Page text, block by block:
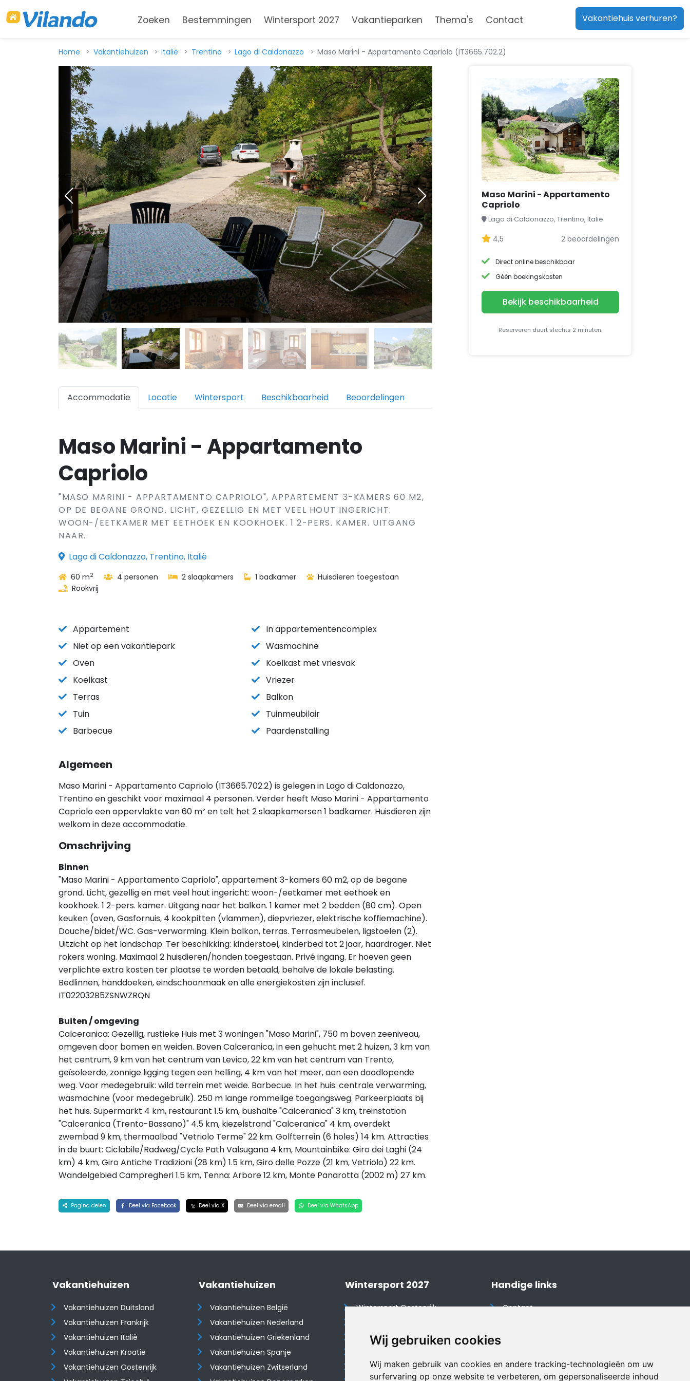
Wij gebruiken cookies
Wij maken gebruik van cookies en andere tracking-technologieën om uw
surfervaring op onze website te verbeteren, om gepersonaliseerde inhoud
Zoeken Bestemmingen Wintersport 2027 Vakantieparken Thema's Contact Vakantiehuis verhuren?
Home Vakantiehuizen Italië Trentino Lago di Caldonazzo Maso Marini - Appartamento Capriolo (IT3665.702.2)
Accommodatie Locatie Wintersport Beschikbaarheid Beoordelingen
Maso Marini - Appartamento
Capriolo
"MASO MARINI - APPARTAMENTO CAPRIOLO", APPARTEMENT 3-KAMERS 60 M2,
OP DE BEGANE GROND. LICHT, GEZELLIG EN MET VEEL HOUT INGERICHT:
WOON-/EETKAMER MET EETHOEK EN KOOKHOEK. 1 2-PERS. KAMER. UITGANG
NAAR..
Lago di Caldonazzo, Trentino, Italië
60 m2 4 personen 2 slaapkamers 1 badkamer
Huisdieren toegestaan
Rookvrij
Appartement
In appartementencomplex
Niet op een vakantiepark
Wasmachine
Oven
Koelkast met vriesvak
Koelkast
Vriezer
Terras
Balkon
Tuin
Tuinmeubilair
Barbecue
Paardenstalling
Algemeen
Maso Marini - Appartamento Capriolo (IT3665.702.2) is gelegen in Lago di Caldonazzo,
Trentino en geschikt voor maximaal 4 personen. Verder heeft Maso Marini - Appartamento
Capriolo een oppervlakte van 60 m² en telt het 2 slaapkamersen 1 badkamer. Huisdieren zijn
welkom in deze accommodatie.
Omschrijving
Binnen
"Maso Marini - Appartamento Capriolo", appartement 3-kamers 60 m2, op de begane
grond. Licht, gezellig en met veel hout ingericht: woon-/eetkamer met eethoek en
kookhoek. 1 2-pers. kamer. Uitgang naar het balkon. 1 kamer met 2 bedden (80 cm). Open
keuken (oven, Gasfornuis, 4 kookpitten (vlammen), diepvriezer, elektrische koffiemachine).
Douche/bidet/WC. Gas-verwarming. Klein balkon, terras. Terrasmeubelen, ligstoelen (2).
Uitzicht op het landschap. Ter beschikking: kinderstoel, kinderbed tot 2 jaar, haardroger. Niet
rokers woning. Maximaal 2 huisdieren/honden toegestaan. Privé ingang. Er hoeven geen
verplichte extra kosten ter plaatse te worden betaald, behalve de lokale belasting.
Bedlinnen, handdoeken, eindschoonmaak en alle energiekosten zijn inclusief.
IT022032B5ZSNWZRQN
Buiten / omgeving
Calceranica: Gezellig, rustieke Huis met 3 woningen "Maso Marini", 750 m boven zeeniveau,
omgeven door bomen en weiden. Boven Calceranica, in een gehucht met 2 huizen, 3 km van
het centrum, 9 km van het centrum van Levico, 22 km van het centrum van Trento,
geïsoleerde, zonnige ligging tegen een helling, 4 km van het meer, aan een doodlopende
weg. Voor medegebruik: wild terrein met weide. Barbecue. In het huis: centrale verwarming,
wasmachine (voor medegebruik). 250 m lange rommelige toegangsweg. Parkeerplaats bij
het huis. Supermarkt 4 km, restaurant 1.5 km, bushalte "Calceranica" 3 km, treinstation
"Calceranica (Trento-Bassano)" 4.5 km, kiezelstrand "Calceranica" 4 km, overdekt
zwembad 9 km, thermaalbad "Vetriolo Terme" 22 km. Golfterrein (6 holes) 14 km. Attracties
in de buurt: Ciclabile/Radweg/Cycle Path Valsugana 4 km, Mountainbike: Giro dei Laghi (24
km) 4 km, Giro Antiche Tradizioni (28 km) 1.5 km, Giro delle Pozze (21 km, Vetriolo) 22 km.
Wandelgebied Campregheri 1.5 km, Tenna: Arbore 12 km, Monte Panarotta (2002 m) 27 km.
Pagina delen Deel via Facebook Deel via X Deel via email Deel via WhatsApp
Maso Marini - Appartamento
Capriolo
Lago di Caldonazzo, Trentino, Italië
4,5 2 beoordelingen
Direct online beschikbaar
Géén boekingskosten
Bekijk beschikbaarheid
Reserveren duurt slechts 2 minuten.
Vakantiehuizen
Vakantiehuizen Duitsland
Vakantiehuizen Frankrijk
Vakantiehuizen Italië
Vakantiehuizen Kroatië
​​​​​​​Vakantiehuizen Oostenrijk
Vakantiehuizen
Vakantiehuizen België
Vakantiehuizen Nederland
Vakantiehuizen Griekenland
Vakantiehuizen Spanje
​​​​​​​Vakantiehuizen Zwitserland
Wintersport 2027
Wintersport Oostenrijk
Wintersport Tsjechië
Wintersport Duitsland
Handige links
Contact
Disclaimer